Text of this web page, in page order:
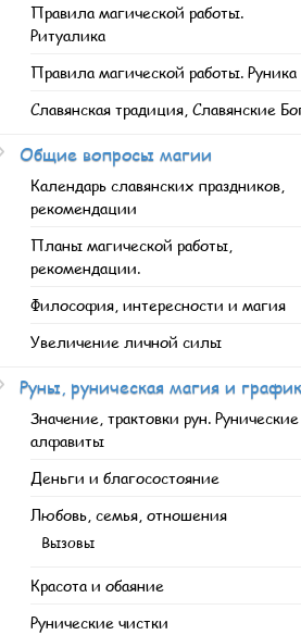
Правила магической работы.
Ритуалика
Правила магической работы. Руника
Славянская традиция, Славянские
Общие вопросы магии
Календарь славянских праздников,
рекомендации
Планы магической работы,
рекомендации.
Философия, интересности и магия
Увеличение личной силы
Руны, руническая магия и
Значение, трактовки рун. Рунические
алфавиты
Деньги и благосостояние
Любовь, семья, отношения
Вызовы
Красота и обаяние
Рунические чистки